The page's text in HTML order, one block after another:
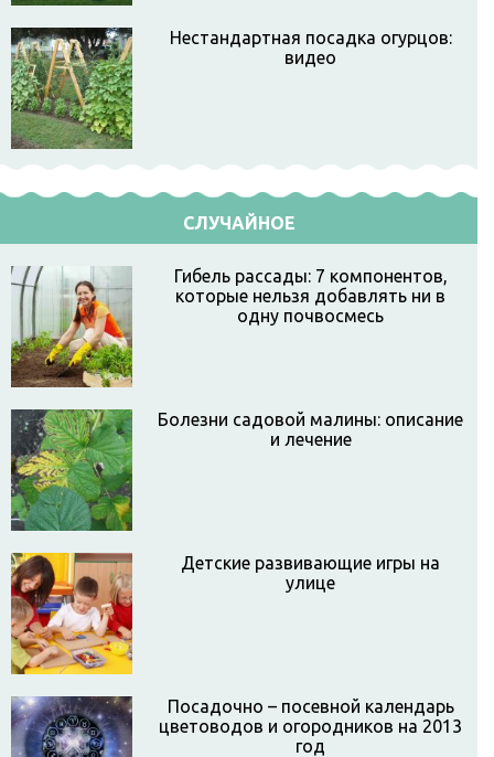
Нестандартная посадка огурцов:
видео
СЛУЧАЙНОЕ
Гибель рассады: 7 компонентов,
которые нельзя добавлять ни в
одну почвосмесь
Болезни садовой малины: описание
и лечение
Детские развивающие игры на
улице
Посадочно – посевной календарь
цветоводов и огородников на 2013
год